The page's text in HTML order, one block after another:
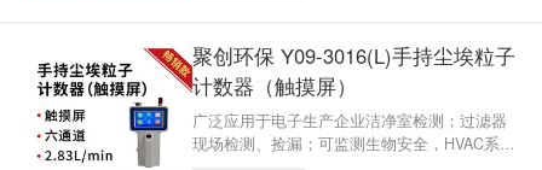
电子生产企业仪器。
聚创环保 Y09-3016(L)手持尘埃粒子
计数器（触摸屏）
广泛应用于电子生产企业洁净室检测；过滤器
现场检测、捡漏；可监测生物安全，HVAC系